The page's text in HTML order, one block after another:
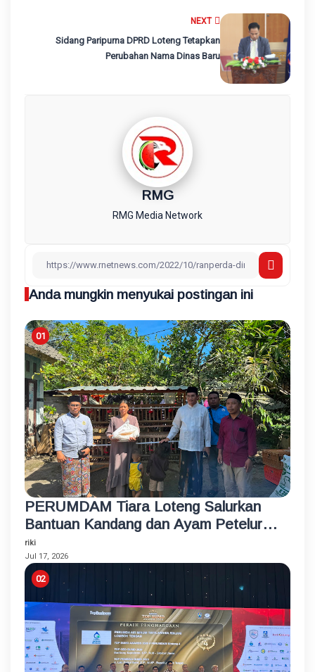
NEXT
Sidang Paripurna DPRD Loteng Tetapkan
Perubahan Nama Dinas Baru
RMG
RMG Media Network
Anda mungkin menyukai postingan ini
PERUMDAM Tiara Loteng Salurkan
Bantuan Kandang dan Ayam Petelur
Rumahan untuk Santri Korban
Kebakaran
riki
Jul 17, 2026